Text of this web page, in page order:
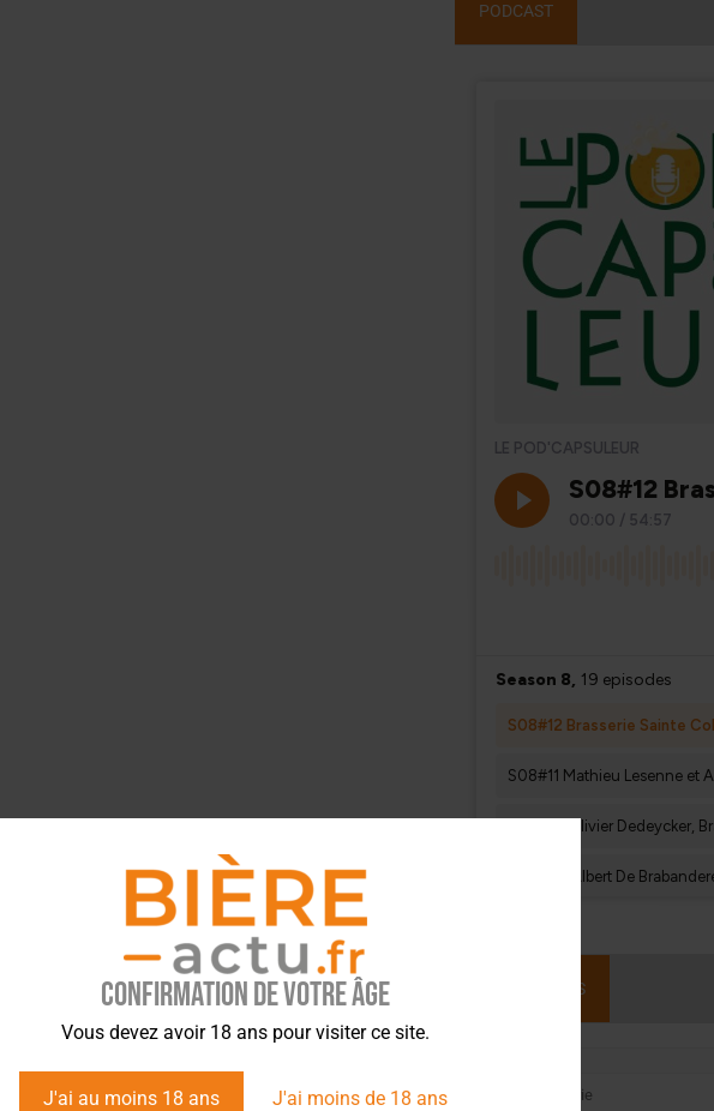
Confirmation de votre âge
Vous devez avoir 18 ans pour visiter ce site.
J'ai au moins 18 ans J'ai moins de 18 ans
PODCAST
ÉVÉNEMENTS